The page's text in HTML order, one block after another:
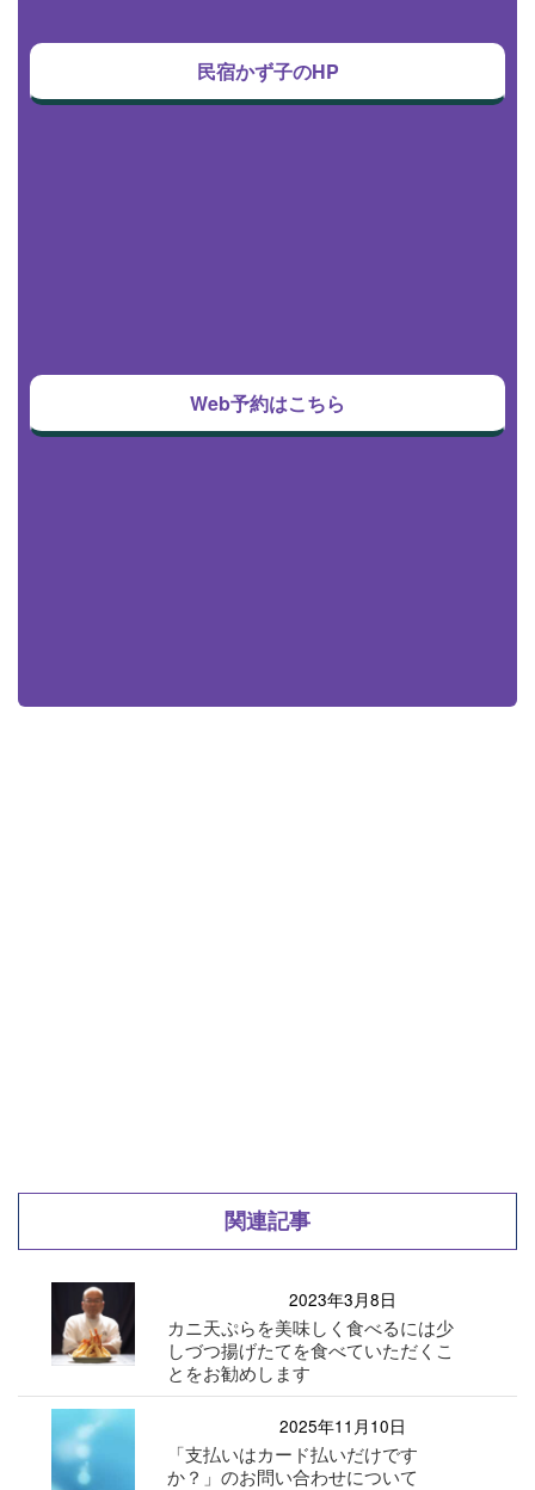
民宿かず子のHP
Web予約はこちら
関連記事
2023年3月8日
カニ天ぷらを美味しく食べるには少
しづつ揚げたてを食べていただくこ
とをお勧めします
2025年11月10日
「支払いはカード払いだけです
か？」のお問い合わせについて